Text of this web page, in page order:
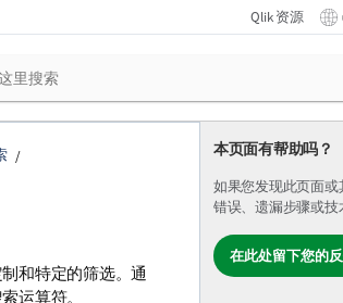
Qlik 资源
本页面有帮助吗？
如果您发现此页面或
错误、遗漏步骤或技
在此处留下您的
和特定的筛选。通
运算符。